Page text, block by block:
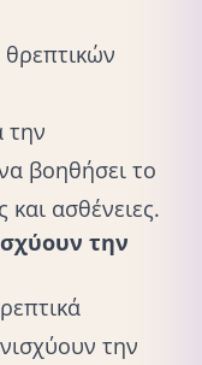
την
βοηθήσει το
ασθένειες.
την
την